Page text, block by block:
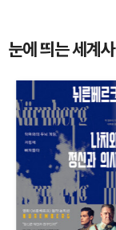
눈에 띄는 세계사